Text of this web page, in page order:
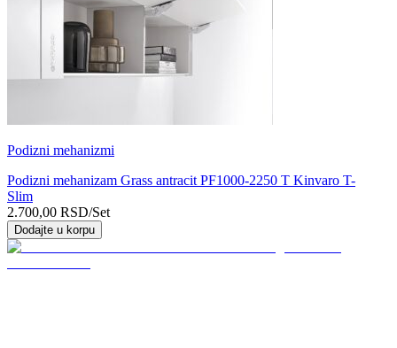
Podizni mehanizmi
Podizni mehanizam Grass antracit PF1000-2250 T Kinvaro T-
Slim
2.700,00 RSD/Set
Dodajte u korpu